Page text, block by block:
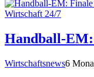
Wirtschaft 24/7
Handball-
Wirtschaftsnews6